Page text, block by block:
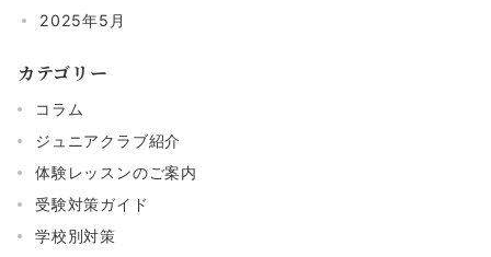
2025年5月
カテゴリー
コラム
ジュニアクラブ紹介
体験レッスンのご案内
受験対策ガイド
学校別対策